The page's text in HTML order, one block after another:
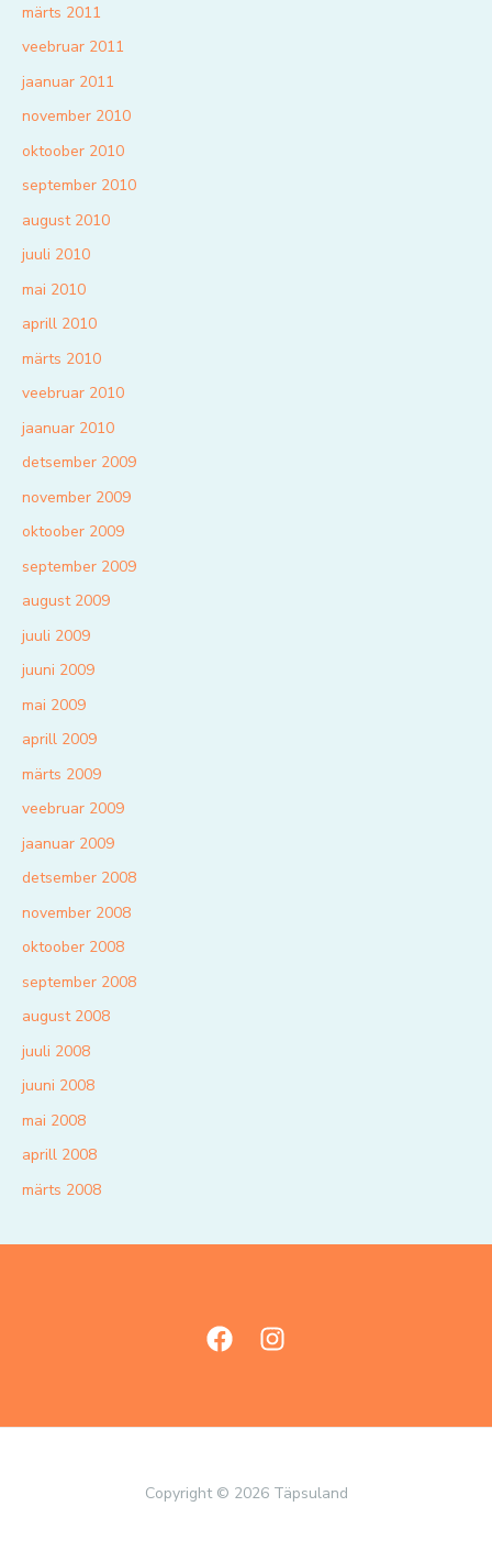
märts 2011
veebruar 2011
jaanuar 2011
november 2010
oktoober 2010
september 2010
august 2010
juuli 2010
mai 2010
aprill 2010
märts 2010
veebruar 2010
jaanuar 2010
detsember 2009
november 2009
oktoober 2009
september 2009
august 2009
juuli 2009
juuni 2009
mai 2009
aprill 2009
märts 2009
veebruar 2009
jaanuar 2009
detsember 2008
november 2008
oktoober 2008
september 2008
august 2008
juuli 2008
juuni 2008
mai 2008
aprill 2008
märts 2008
Copyright © 2026 Täpsuland